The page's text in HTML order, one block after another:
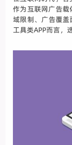
作为互联网广告载
域限制、广告覆
工具类APP而言，